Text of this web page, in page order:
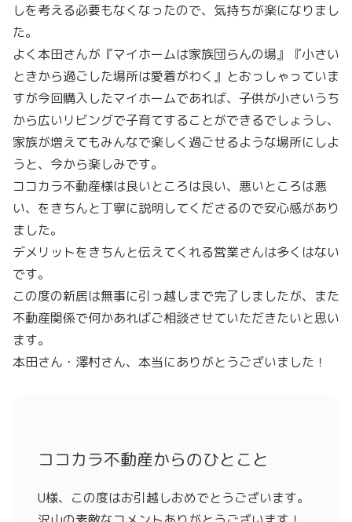
しを考える必要もなくなったので、 気持ちが楽になりまし
た。
よく本田さんが『マイホームは家族団らんの場』『小さい
ときから過ごした場所は愛着がわく』 とおっしゃっていま
すが今回購入したマイホームであれば、 子供が小さいうち
から広いリビングで子育てすることができるでしょうし、
家族が増えてもみんなで楽しく過ごせるような場所にしよ
うと、 今から楽しみです。
ココカラ不動産様は良いところは良い、悪いところは悪
い、をきちんと丁寧に説明してくださるので安心感があり
ました。
デメリットをきちんと伝えてくれる営業さんは多くはない
です。
この度の新居は無事に引っ越しまで完了しましたが、 また
不動産関係で何かあればご相談させていただきたいと思い
ます。
本田さん・澤村さん、本当にありがとうございました！
ココカラ不動産からのひとこと
U様、この度はお引越しおめでとうございます。